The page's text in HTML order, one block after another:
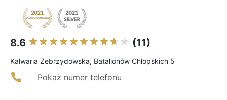
8.6 (11)
Kalwaria Zebrzydowska, Batalionów Chłopskich 5
Pokaż numer telefonu